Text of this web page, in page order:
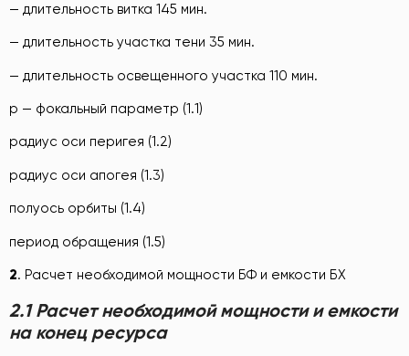
— длительность витка 145 мин.
— длительность участка тени 35 мин.
— длительность освещенного участка 110 мин.
р — фокальный параметр (1.1)
радиус оси перигея (1.2)
радиус оси апогея (1.3)
полуось орбиты (1.4)
период обращения (1.5)
2. Расчет необходимой мощности БФ и емкости БХ
2.1 Расчет необходимой мощности и емкости
на конец ресурса